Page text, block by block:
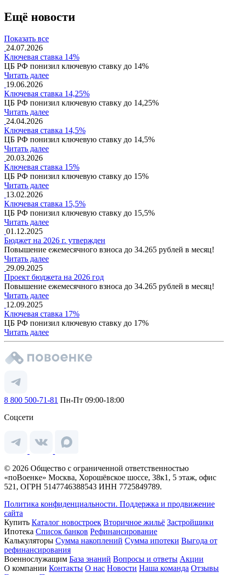
Ещё новости
Показать все
24.07.2026
Ключевая ставка 14%
ЦБ РФ понизил ключевую ставку до 14%
Читать далее
19.06.2026
Ключевая ставка 14,25%
ЦБ РФ понизил ключевую ставку до 14,25%
Читать далее
24.04.2026
Ключевая ставка 14,5%
ЦБ РФ понизил ключевую ставку до 14,5%
Читать далее
20.03.2026
Ключевая ставка 15%
ЦБ РФ понизил ключевую ставку до 15%
Читать далее
13.02.2026
Ключевая ставка 15,5%
ЦБ РФ понизил ключевую ставку до 15,5%
Читать далее
01.12.2025
Бюджет на 2026 г. утвержден
Повышение ежемесячного взноса до 34.265 рублей в месяц!
Читать далее
29.09.2025
Проект бюджета на 2026 год
Повышение ежемесячного взноса до 34.265 рублей в месяц!
Читать далее
12.09.2025
Ключевая ставка 17%
ЦБ РФ понизил ключевую ставку до 17%
Читать далее
8 800 500-71-81 Пн-Пт 09:00-18:00
Соцсети
© 2026 Общество с ограниченной ответственностью
«поВоенке» Москва, Хорошёвское шоссе, 38к1, 5 этаж, офис
521, ОГРН 5147746388543 ИНН 7725849789.
Политика конфиденциальности. Поддержка и продвижение
сайта
Купить Каталог новостроек Вторичное жильё Застройщики
Ипотека Список банков Рефинансирование
Калькуляторы Сумма накоплений Сумма ипотеки Выгода от
рефинансирования
Военнослужащим База знаний Вопросы и ответы Акции
О компании Контакты О нас Новости Наша команда Отзывы